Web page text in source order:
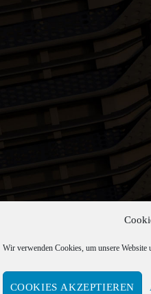
Wir verwenden Cookies, um unsere Website
COOKIES AKZEPTIEREN